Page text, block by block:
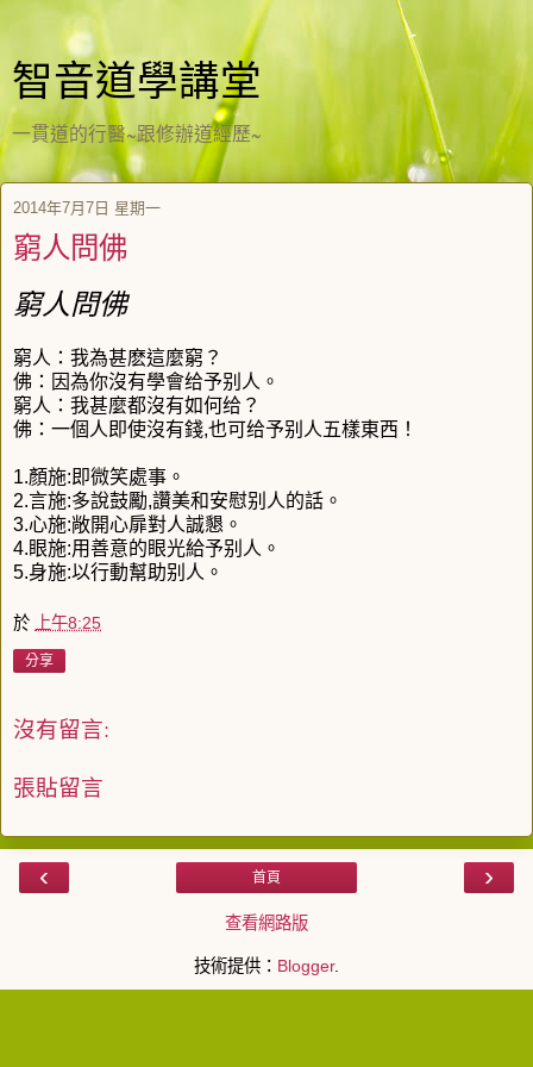
智音道學講堂
一貫道的行醫~跟修辦道經歷~
2014年7月7日 星期一
窮人問佛
窮人問佛
窮人：我為甚麽這麼窮？
佛：因為你沒有學會给予别人。
窮人：我甚麼都沒有如何给？
佛：一個人即使沒有錢,也可给予别人五樣東西！
1.顏施:即微笑處事。
2.言施:多說鼓勵,讚美和安慰别人的話。
3.心施:敞開心扉對人誠懇。
4.眼施:用善意的眼光給予别人。
5.身施:以行動幫助别人。
於 上午8:25
分享
沒有留言:
張貼留言
‹ ›
首頁
查看網路版
技術提供： Blogger.